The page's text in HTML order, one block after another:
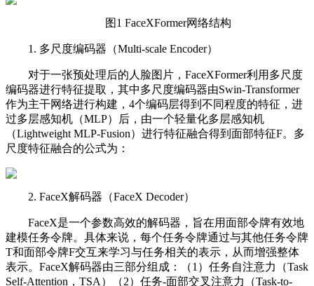
图1 FaceXFormer网络结构
1. 多尺度编码器（Multi-scale Encoder）
对于一张预处理后的人脸图片，FaceXFormer利用多尺度
编码器进行特征提取，其中多尺度编码器由Swin-Transformer
作为主干网络进行构建，4个编码层得到不同程度的特征，进
过多层感知机（MLP）后，由一个轻量化多层感知机
（Lightweight MLP-Fusion）进行特征融合得到面部特征F。多
尺度特征融合的公式为：
2. FaceX解码器（FaceX Decoder）
FaceX是一个参数高效的解码器，旨在用面部令牌有效地
建模任务令牌。具体来说，每个任务令牌通过与其他任务令牌
T和面部令牌F交互来学习与任务相关的表示，从而增强整体
表示。FaceX解码器由三部分组成：（1）任务自注意力（Task
Self-Attention，TSA）（2）任务-面部交叉注意力（Task-to-